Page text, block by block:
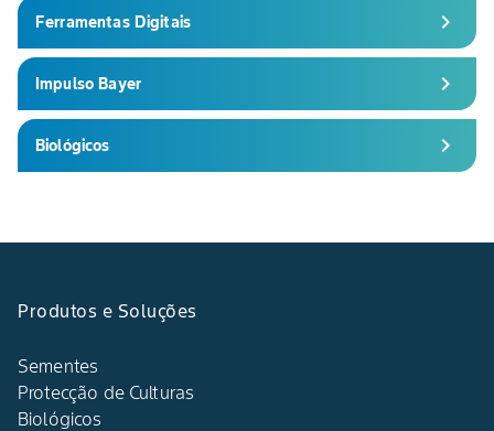
Ferramentas Digitais chevron_right
Impulso Bayer chevron_right
Biológicos chevron_right
Produtos e Soluções
Sementes
Protecção de Culturas
Biológicos